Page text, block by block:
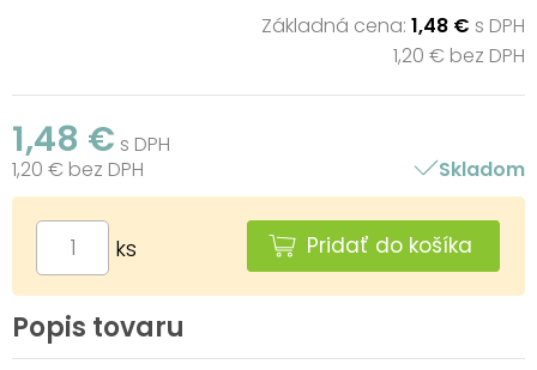
Základná cena: 1,48 € s DPH
1,20 € bez DPH
1,48 € s DPH
1,20 € bez DPH
Skladom
ks Pridať do košíka
Popis tovaru